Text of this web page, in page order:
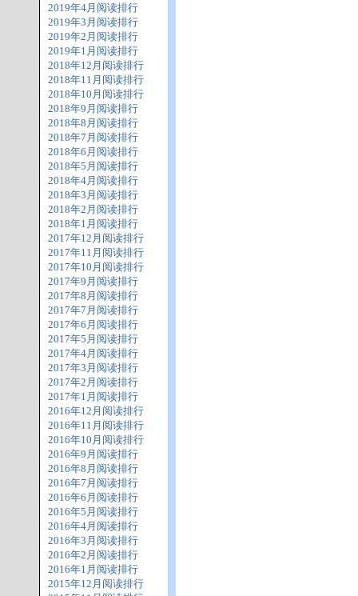
2019年4月阅读排行
2019年3月阅读排行
2019年2月阅读排行
2019年1月阅读排行
2018年12月阅读排行
2018年11月阅读排行
2018年10月阅读排行
2018年9月阅读排行
2018年8月阅读排行
2018年7月阅读排行
2018年6月阅读排行
2018年5月阅读排行
2018年4月阅读排行
2018年3月阅读排行
2018年2月阅读排行
2018年1月阅读排行
2017年12月阅读排行
2017年11月阅读排行
2017年10月阅读排行
2017年9月阅读排行
2017年8月阅读排行
2017年7月阅读排行
2017年6月阅读排行
2017年5月阅读排行
2017年4月阅读排行
2017年3月阅读排行
2017年2月阅读排行
2017年1月阅读排行
2016年12月阅读排行
2016年11月阅读排行
2016年10月阅读排行
2016年9月阅读排行
2016年8月阅读排行
2016年7月阅读排行
2016年6月阅读排行
2016年5月阅读排行
2016年4月阅读排行
2016年3月阅读排行
2016年2月阅读排行
2016年1月阅读排行
2015年12月阅读排行